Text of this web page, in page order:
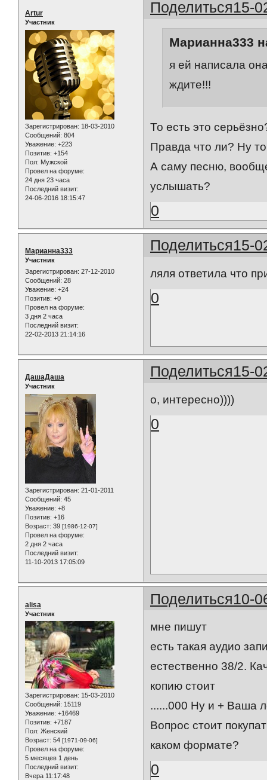
Поделиться15-
Artur
Участник
Зарегистрирован: 18-03-2010
Сообщений: 804
Уважение: +223
Позитив: +154
Пол: Мужской
Провел на форуме:
24 дня 23 часа
Последний визит:
24-06-2016 18:15:47
Марианна333
я ей написала
ждите!!!
То есть это
Правда что ли? Ну
А саму песню,
услышать?
0
Поделиться15-
Марианна333
Участник
Зарегистрирован: 27-12-2010
Сообщений: 28
Уважение: +24
Позитив: +0
Провел на форуме:
3 дня 2 часа
Последний визит:
22-02-2013 21:14:16
ляля ответила что
0
Поделиться15-
ДашаДаша
Участник
Зарегистрирован: 21-01-2011
Сообщений: 45
Уважение: +8
Позитив: +16
Возраст: 39 [1986-12-07]
Провел на форуме:
2 дня 2 часа
Последний визит:
11-10-2013 17:05:09
о, интересно))))
0
Поделиться10-
alisa
Участник
Зарегистрирован: 15-03-2010
Сообщений: 15119
Уважение: +16469
Позитив: +7187
Пол: Женский
Возраст: 54 [1971-09-06]
Провел на форуме:
5 месяцев 1 день
Последний визит:
Вчера 11:17:48
мне пишут
есть такая аудио
естественно 38/2.
копию стоит
......000 Ну и + Ваша
Вопрос стоит
каком формате?
0